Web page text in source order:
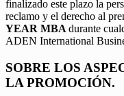
finalizado este plazo la
reclamo y el derecho al
YEAR MBA durante
ADEN International
SOBRE LOS
LA PROMOCIÓN.